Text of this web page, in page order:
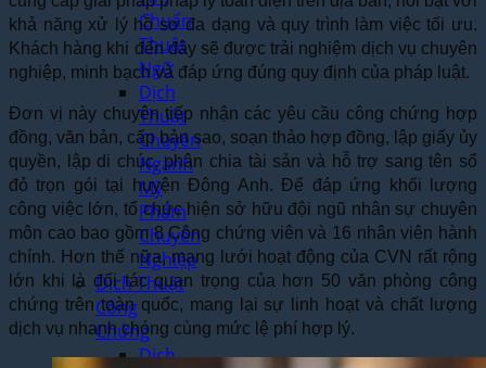
Chuẩn
Thuật
Ngữ
Dịch
Thuật
Chuyên
Ngành
Mỹ
Phẩm
Chuyên
Nghiệp
Dịch Thuật
Công
Chứng
Dịch
khả năng xử lý hồ sơ đa dạng và quy trình làm việc tối ưu.
Khách hàng khi đến đây sẽ được trải nghiệm dịch vụ chuyên
nghiệp, minh bạch và đáp ứng đúng quy định của pháp luật.
Đơn vị này chuyên tiếp nhận các yêu cầu công chứng hợp
đồng, văn bản, cấp bản sao, soạn thảo hợp đồng, lập giấy ủy
quyền, lập di chúc, phân chia tài sản và hỗ trợ sang tên sổ
đỏ trọn gói tại huyện Đông Anh. Để đáp ứng khối lượng
công việc lớn, tổ chức hiện sở hữu đội ngũ nhân sự chuyên
môn cao bao gồm 8 Công chứng viên và 16 nhân viên hành
chính. Hơn thế nữa, mạng lưới hoạt động của CVN rất rộng
lớn khi là đối tác quan trọng của hơn 50 văn phòng công
chứng trên toàn quốc, mang lại sự linh hoạt và chất lượng
dịch vụ nhanh chóng cùng mức lệ phí hợp lý.